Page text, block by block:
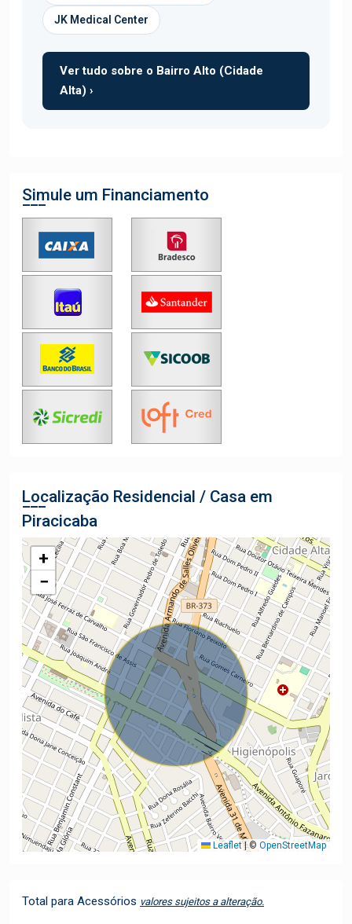
JK Medical Center
Ver tudo sobre o Bairro Alto (Cidade
Alta) ›
Simule um Financiamento
Localização Residencial / Casa em
Piracicaba
+
−
Leaflet |© OpenStreetMap
Total para Acessórios valores sujeitos a alteração.